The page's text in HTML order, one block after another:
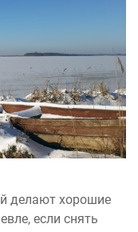
делают хорошие
если снять